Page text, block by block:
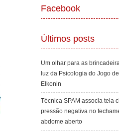
Facebook
Últimos posts
Um olhar para as
luz da Psicologia do Jogo
Elkonin
Técnica SPAM associa tela
pressão negativa no
abdome aberto